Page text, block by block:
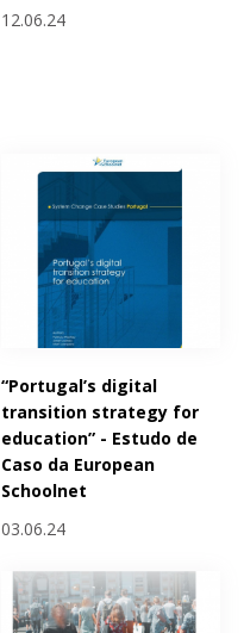
12.06.24
“Portugal’s digital
transition strategy for
education” - Estudo de
Caso da European
Schoolnet
03.06.24